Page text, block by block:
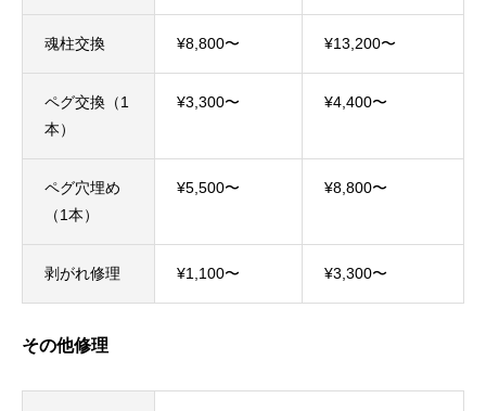
魂柱交換 ¥8,800〜 ¥13,200〜
ペグ交換（1
本）
¥3,300〜 ¥4,400〜
ペグ穴埋め
（1本）
¥5,500〜 ¥8,800〜
剥がれ修理 ¥1,100〜 ¥3,300〜
その他修理